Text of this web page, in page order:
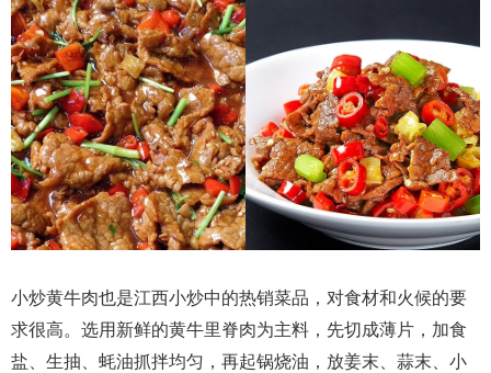
小炒黄牛肉也是江西小炒中的热销菜品，对食材和火候的要
求很高。选用新鲜的黄牛里脊肉为主料，先切成薄片，加食
盐、生抽、蚝油抓拌均匀，再起锅烧油，放姜末、蒜末、小